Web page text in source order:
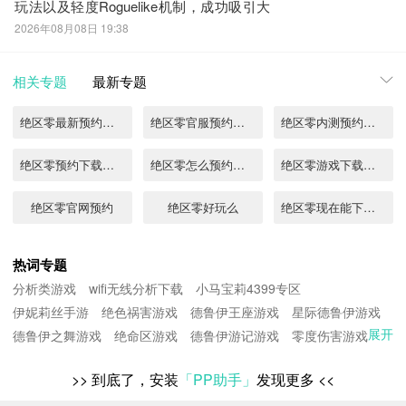
玩法以及轻度Roguelike机制，成功吸引大
量玩家关注。不少用户在搜索
2026年7月29日全球同步上线。《biubiu加
2026年08月08日 19:38
相关专题 最新专题
绝区零最新预约地址在哪 绝区零官服预约地址分享 绝区零内测预约去哪儿
绝区零预约下载渠道2022 绝区零怎么预约下载 绝区零游戏下载地址分享
绝区零官网预约 绝区零好玩么 绝区零现在能下载吗
绝区零在哪预约 绝区零在哪下载
绝区零预约在哪里 绝区零测试服下载
绝区零如何下载 绝区零怎么下载安装
热词专题
分析类游戏 wifi无线分析下载
小马宝莉4399专区
伊妮莉丝手游
绝色祸害游戏 德鲁伊王座游戏
星际德鲁伊游戏
德鲁伊之舞游戏
绝命区游戏 德鲁伊游记游戏
零度伤害游戏
强悍的德鲁伊游戏
洪荒德鲁伊游戏
伊莉亚的貓游戏
展开
>> 到底了，安装 「PP助手」 发现更多 <<